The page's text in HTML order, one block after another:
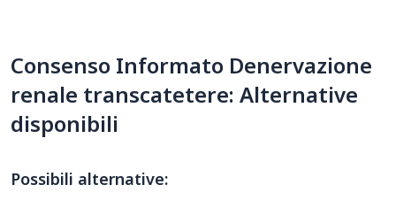
Consenso Informato Denervazione
renale transcatetere: Alternative
disponibili
Possibili alternative: